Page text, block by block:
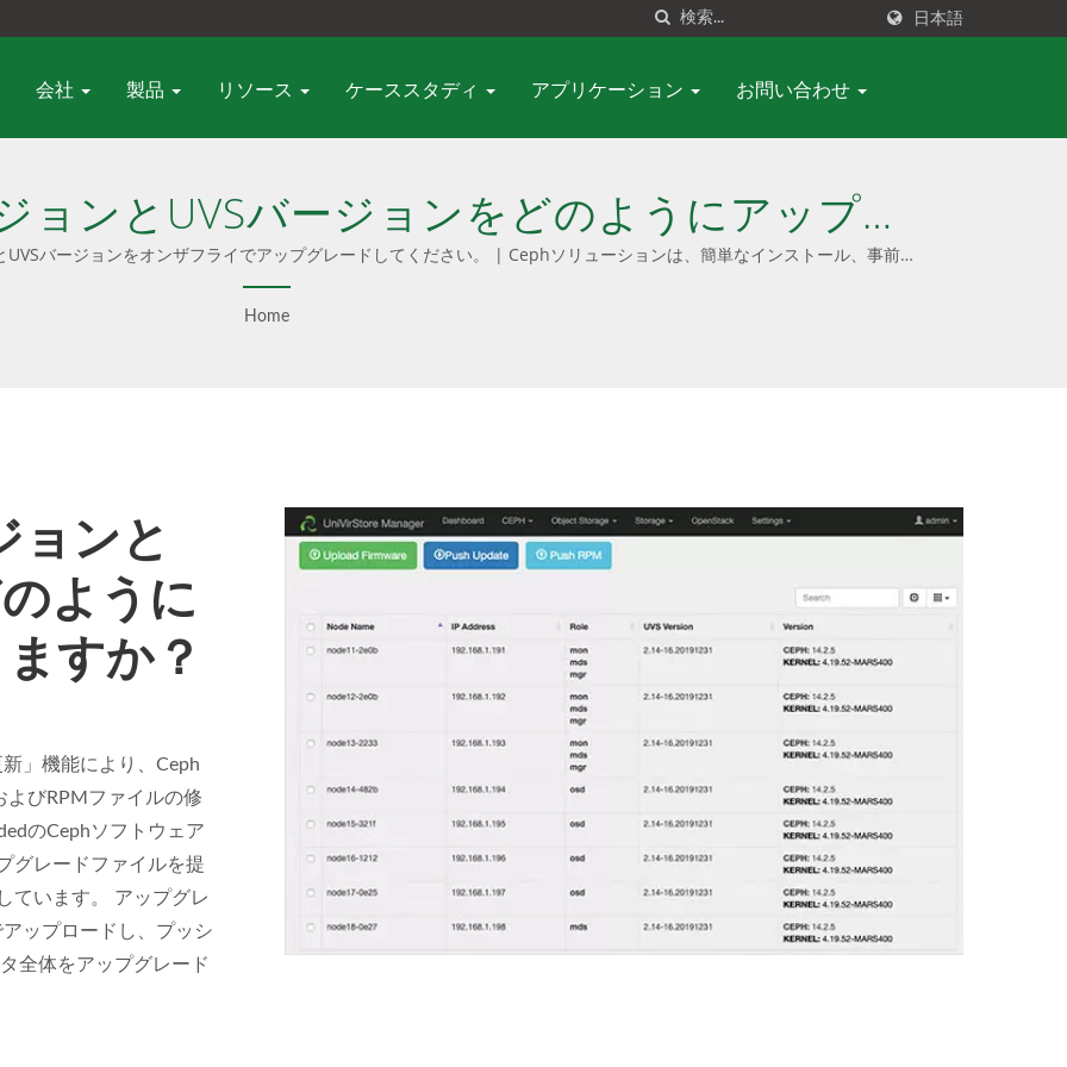
日本語
会社 製品 リソース ケーススタディ アプリケーション お問い合わせ
ョンとUVSバージョンをどのようにアップグ
か？ | 簡素化されたCeph管理、低TCO -
Ambedded
バージョンをオンザフライでアップグレードしてください。 | Cephソリューションは、簡単なインストール、事前設
合されています。また、Cephコンサルティング、プロフェッショナルサービス、シームレスなアップデートを提供し、
ウェアのみのオプションとターンキーアプライアンスの両方を提供します。
Home
ョンと
ように
すか？
」機能により、Ceph
びRPMファイルの修
のCephソフトウェア
グレードファイルを提
ています。 アップグレ
ップロードし、プッシ
全体をアップグレード